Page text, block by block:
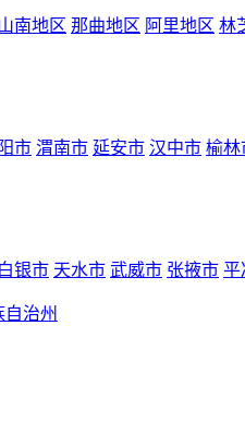
南地区 那曲地区 阿里地区 林
市 渭南市 延安市 汉中市 榆林
白银市 天水市 武威市 张掖市 平
治州